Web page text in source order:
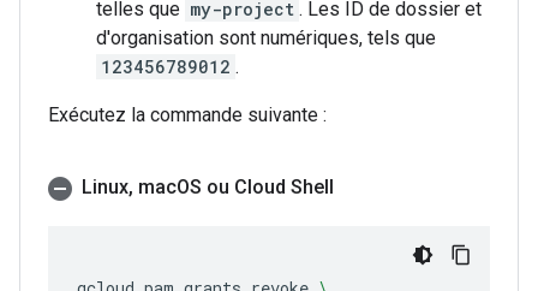
telles que my-project . Les ID de dossier et
d'organisation sont numériques, tels que
123456789012 .
Exécutez la commande suivante :
Linux, macOS ou Cloud Shell